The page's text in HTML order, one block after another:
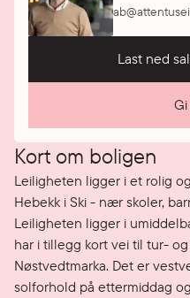
Last ned
Kort om boligen
Leiligheten ligger i et rolig
Hebekk i Ski - nær skoler,
Leiligheten ligger i
har i tillegg kort vei til tur-
Nøstvedtmarka. Det er
solforhold på ettermiddag